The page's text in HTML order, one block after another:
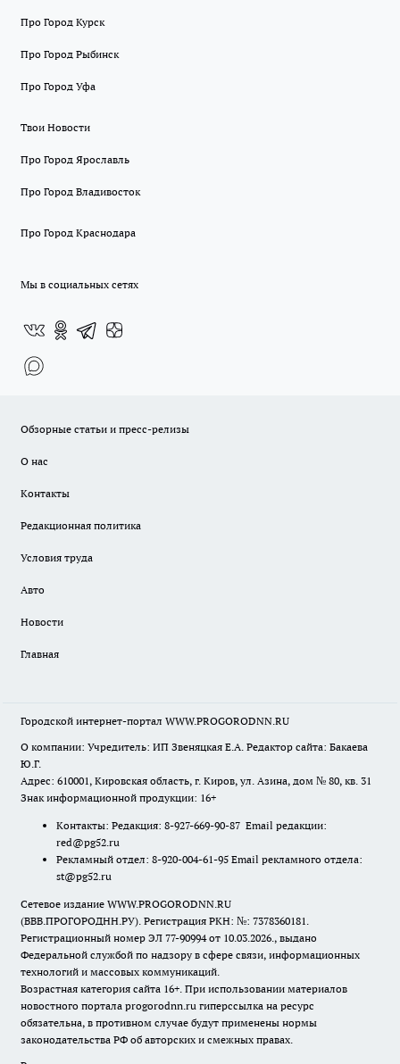
Про Город Курск
Про Город Рыбинск
Про Город Уфа
Твои Новости
Про Город Ярославль
Про Город Владивосток
Про Город Краснодара
Мы в социальных сетях
Обзорные статьи и пресс-релизы
О нас
Контакты
Редакционная политика
Условия труда
Авто
Новости
Главная
Городской интернет-портал WWW.PROGORODNN.RU
О компании: Учредитель: ИП Звеняцкая Е.А. Редактор сайта: Бакаева
Ю.Г.
Адрес: 610001, Кировская область, г. Киров, ул. Азина, дом № 80, кв. 31
Знак информационной продукции: 16+
Контакты: Редакция: 8-927-669-90-87 Email редакции:
red@pg52.ru
Рекламный отдел: 8-920-004-61-95 Email рекламного отдела:
st@pg52.ru
Сетевое издание WWW.PROGORODNN.RU
(ВВВ.ПРОГОРОДНН.РУ). Регистрация РКН: №: 7378360181.
Регистрационный номер ЭЛ 77-90994 от 10.03.2026., выдано
Федеральной службой по надзору в сфере связи, информационных
технологий и массовых коммуникаций.
Возрастная категория сайта 16+. При использовании материалов
новостного портала progorodnn.ru гиперссылка на ресурс
обязательна, в противном случае будут применены нормы
законодательства РФ об авторских и смежных правах.